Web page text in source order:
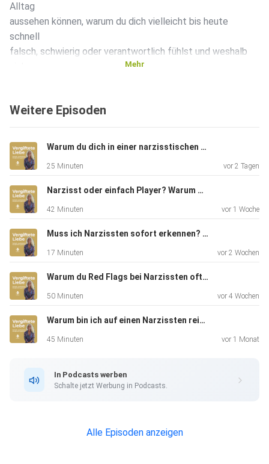
Alltag
aussehen können, warum du dich vielleicht bis heute
schnell
falsch, schwierig oder verantwortlich fühlst und weshalb
tiefere Folge über Rollen in der Familie, verdeckte Schuld,
Frage,
warum man so lange geglaubt hat, selbst das Problem zu
sein.
Narzissmus, narzisstische Familie, Familiendynamiken,
toxische
Kindheitsprägung, Familienrollen, Geschwisterdynamik,
Schuldgefühle, emotionale Manipulation, toxische
Selbstwert, Grenzen, Heilung nach Narzissmus
Mehr
Weitere Episoden
Warum du dich in einer narzisstischen Beziehung nie wirklich sicher fühlst
25 Minuten vor 2 Tagen
Narzisst oder einfach Player? Warum die "Diagnose" nicht das Wichtigste ist
42 Minuten vor 1 Woche
Muss ich Narzissten sofort erkennen? Ein großer Denkfehler nach toxischen Beziehungen
17 Minuten vor 2 Wochen
Warum du Red Flags bei Narzissten oft zu spät erkennst
50 Minuten vor 4 Wochen
Warum bin ich auf einen Narzissten reingefallen?
45 Minuten vor 1 Monat
In Podcasts werben
Schalte jetzt Werbung in Podcasts.
Alle Episoden anzeigen